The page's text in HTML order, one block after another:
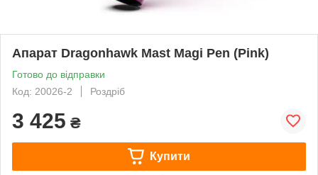
Апарат Dragonhawk Mast Magi Pen (Pink)
Готово до відправки
Код: 20026-2
Роздріб
3 425 ₴
Купити